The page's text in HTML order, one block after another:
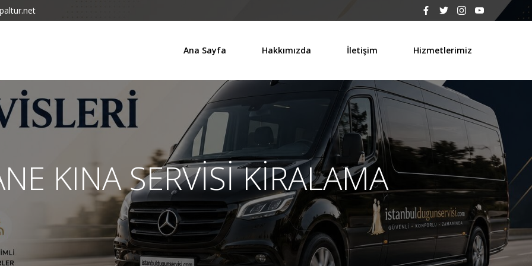
Ana Sayfa Hakkımızda İletişim Hizmetlerimiz
KINA SERVİSİ KİRALAMA